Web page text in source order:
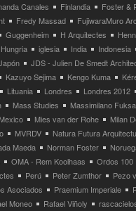
Canales Finlandia
Foster &
Fredy Massad
FujiwaraMuro
Guggenheim H Arquitectes
Hungria iglesia India
Indonesia
JDS - Julien De Smedt
Kazuyo Sejima Kengo Kuma
Lituania Londres
Londres 2012
Mass Studies
Massimilano
Mexico Mies van der Rohe
Milan
MVRDV
Natura Futura
Maeda Norman Foster
OMA - Rem Koolhaas
Ordos 100
Perú Peter Zumthor
Pezo
Asociados Praemium Imperiale
Moneo Rafael Viñoly